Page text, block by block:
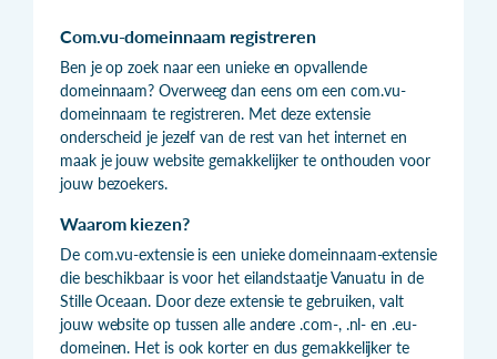
Com.vu-domeinnaam registreren
Ben je op zoek naar een unieke en opvallende
domeinnaam? Overweeg dan eens om een com.vu-
domeinnaam te registreren. Met deze extensie
onderscheid je jezelf van de rest van het internet en
maak je jouw website gemakkelijker te onthouden voor
jouw bezoekers.
Waarom kiezen?
De com.vu-extensie is een unieke domeinnaam-extensie
die beschikbaar is voor het eilandstaatje Vanuatu in de
Stille Oceaan. Door deze extensie te gebruiken, valt
jouw website op tussen alle andere .com-, .nl- en .eu-
domeinen. Het is ook korter en dus gemakkelijker te